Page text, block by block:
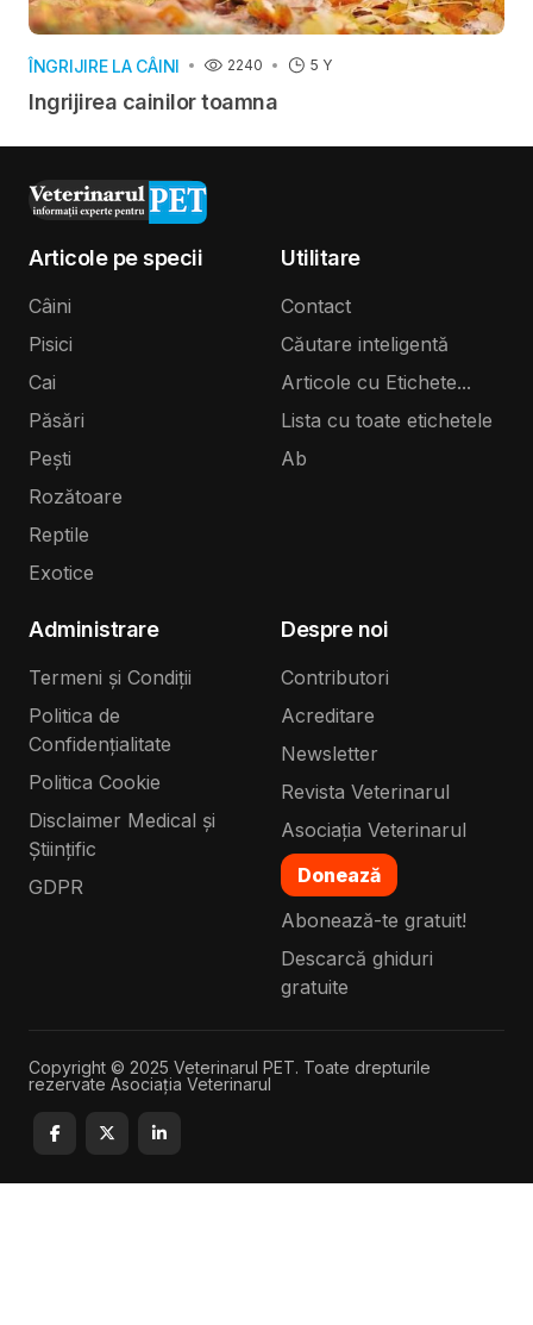
ÎNGRIJIRE LA CÂINI 2240 5 Y
Ingrijirea cainilor toamna
Articole pe specii
Câini
Pisici
Cai
Păsări
Pești
Rozătoare
Reptile
Exotice
Utilitare
Contact
Căutare inteligentă
Articole cu Etichete...
Lista cu toate etichetele
Ab
Administrare
Termeni și Condiții
Politica de
Confidențialitate
Politica Cookie
Disclaimer Medical și
Științific
GDPR
Despre noi
Contributori
Acreditare
Newsletter
Revista Veterinarul
Asociația Veterinarul
Donează
Abonează-te gratuit!
Descarcă ghiduri
gratuite
Copyright © 2025 Veterinarul PET. Toate drepturile
rezervate Asociația Veterinarul